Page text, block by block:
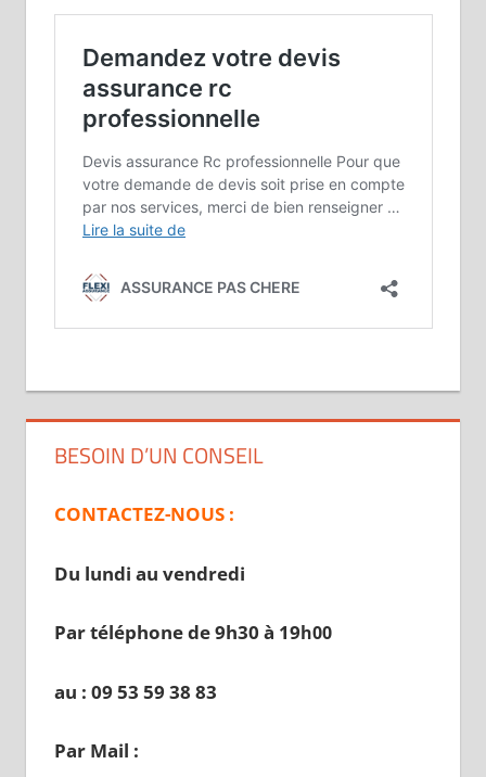
BESOIN D’UN CONSEIL
CONTACTEZ-NOUS :
Du lundi au vendredi
Par téléphone de 9h30 à 19h00
au : 09 53 59 38 83
Par Mail :